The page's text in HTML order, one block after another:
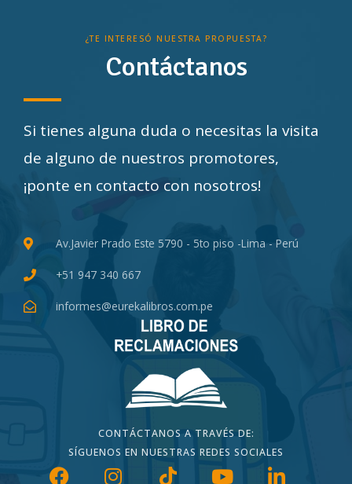
¿TE INTERESÓ NUESTRA PROPUESTA?
Contáctanos
Si tienes alguna duda o necesitas la visita
de alguno de nuestros promotores,
¡ponte en contacto con nosotros!
Av.Javier Prado Este 5790 - 5to piso -Lima - Perú
+51 947 340 667
informes@eurekalibros.com.pe
CONTÁCTANOS A TRAVÉS DE:
SÍGUENOS EN NUESTRAS REDES SOCIALES